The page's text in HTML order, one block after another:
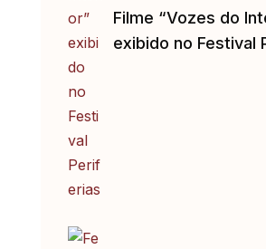
Filme “Vozes do
exibido no Festival